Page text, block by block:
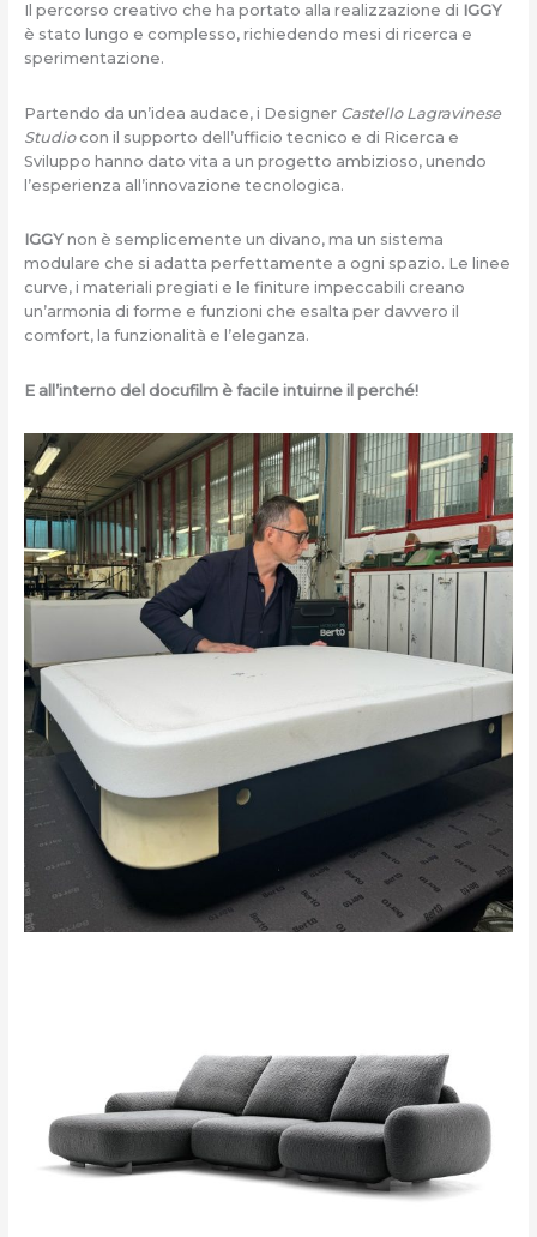
Il percorso creativo che ha portato alla realizzazione di IGGY
è stato lungo e complesso, richiedendo mesi di ricerca e
sperimentazione.
Partendo da un’idea audace, i Designer Castello Lagravinese
Studiocon il supporto dell’ufficio tecnico e di Ricerca e
Sviluppo hanno dato vita a un progetto ambizioso, unendo
l’esperienza all’innovazione tecnologica.
IGGYnon è semplicemente un divano, ma un sistema
modulare che si adatta perfettamente a ogni spazio. Le linee
curve, i materiali pregiati e le finiture impeccabili creano
un’armonia di forme e funzioni che esalta per davvero il
comfort, la funzionalità e l’eleganza.
E all’interno del docufilm è facile intuirne il perché!